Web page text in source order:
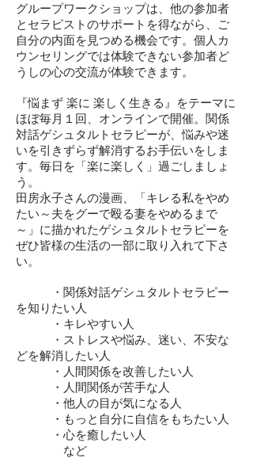
グループワークショップは、他の参加者
とセラピストのサポートを得ながら、ご
自分の内面を見つめる機会です。個人カ
ウンセリングでは体験できない参加者ど
うしの心の交流が体験できます。
『悩まず 楽に 楽しく生きる』をテーマに
ほぼ毎月１回、オンラインで開催。関係
対話ゲシュタルトセラピーが、悩みや迷
いを引きずらず解消するお手伝いをしま
す。毎日を「楽に楽しく」過ごしましょ
う。
田房永子さんの漫画、「キレる私をやめ
たい～夫をグーで殴る妻をやめるまで
～」に描かれたゲシュタルトセラピーを
ぜひ皆様の生活の一部に取り入れて下さ
い。
・関係対話ゲシュタルトセラピー
を知りたい人
・キレやすい人
・ストレスや悩み、迷い、不安な
どを解消したい人
・人間関係を改善したい人
・人間関係が苦手な人
・他人の目が気になる人
・もっと自分に自信をもちたい人
・心を癒したい人
など